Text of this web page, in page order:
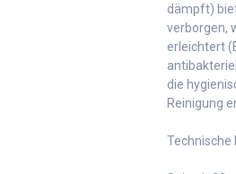
dämpft)
verborgen,
erleichtert
die
Reinigung
Technische